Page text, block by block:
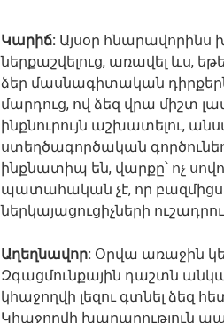
Կարիճ: Այսօր հնարավորինս
ներքաշվելուց, առավել ևս,
ձեր մասնագիտական
մարդուց, ով ձեզ վրա միշտ
ինքնուրույն աշխատելու,
ստեղծագործական
ինքնատիպ են, վարքը՝ ոչ
պատահական չէ, որ
ներկայացուցիչների
Աղեղնավոր: Օրվա առաջին
Զգացմունքային դաշտն
կհաջողվի լեզու գտնել ձեզ
Կհաջողվի խաղաղություն